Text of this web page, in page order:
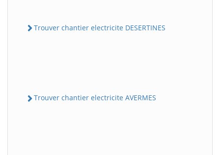
Trouver chantier electricite DESERTINES
Trouver chantier electricite AVERMES